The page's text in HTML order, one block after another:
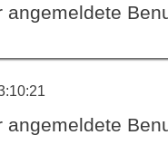
angemeldete
angemeldete